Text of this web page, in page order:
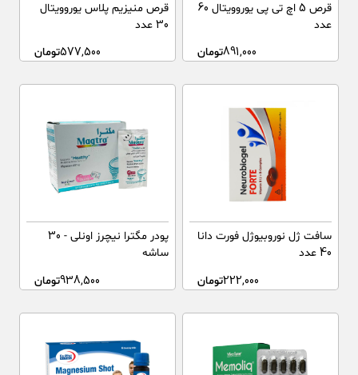
قرص 5 اچ تی پی یوروویتال 60
عدد
891,000تومان
قرص منیزیم پلاس یوروویتال
30 عدد
577,500تومان
سافت ژل نوروبیوژل فورت دانا
40 عدد
222,000تومان
پودر مگترا نیچرز اونلی - 30
ساشه
938,500تومان